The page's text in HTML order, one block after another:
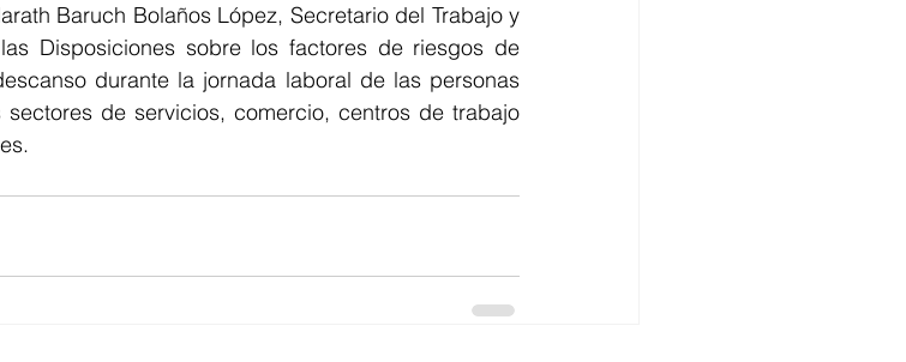
Baruch Bolaños López, Secretario del Trabajo y
Disposiciones sobre los factores de riesgos de
durante la jornada laboral de las personas
de servicios, comercio, centros de trabajo